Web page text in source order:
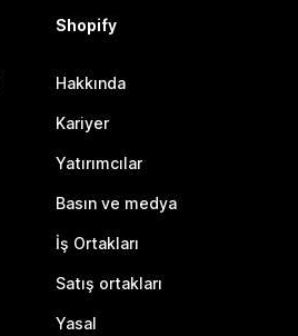
Shopify
Hakkında
Kariyer
Yatırımcılar
Basın ve medya
İş Ortakları
Satış ortakları
Yasal